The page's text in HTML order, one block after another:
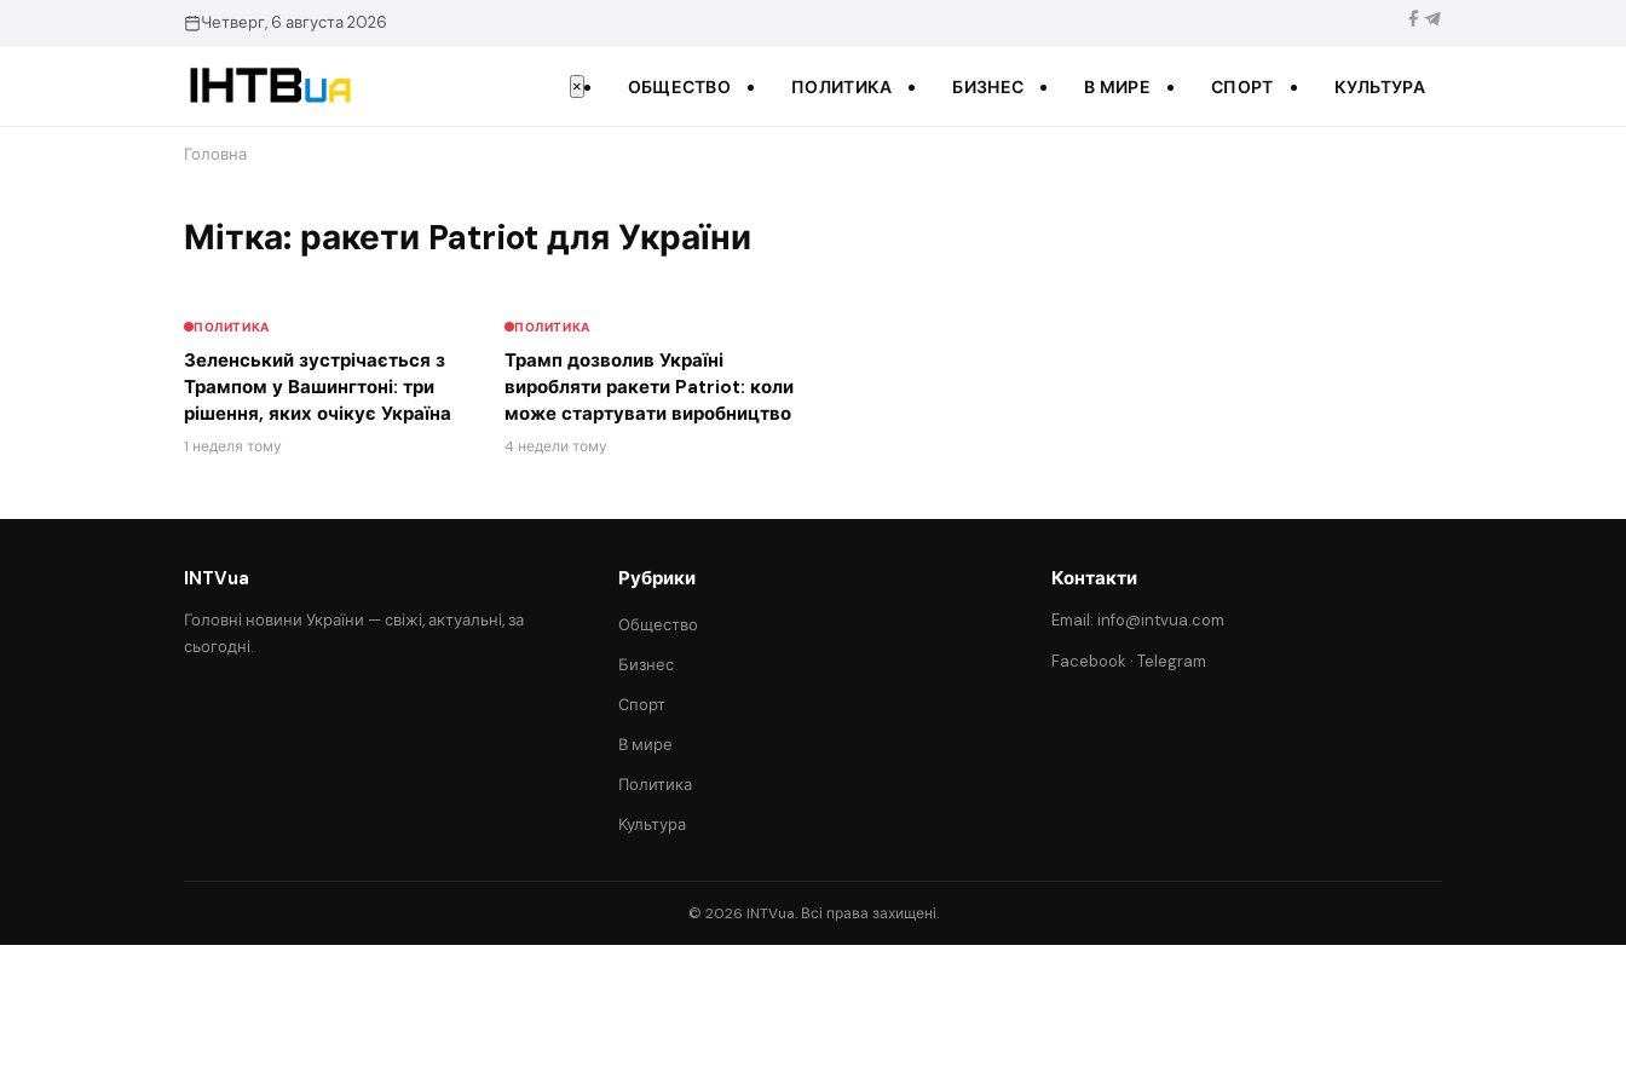
Четверг, 6 августа 2026
× ОБЩЕСТВО ПОЛИТИКА БИЗНЕС В МИРЕ СПОРТ КУЛЬТУРА
Головна
Мітка: ракети Patriot для України
ПОЛИТИКА
Зеленський зустрічається з
Трампом у Вашингтоні: три
рішення, яких очікує Україна
1 неделя тому
ПОЛИТИКА
Трамп дозволив Україні
виробляти ракети Patriot: коли
може стартувати виробництво
4 недели тому
INTVua
Головні новини України — свіжі, актуальні, за
сьогодні.
Рубрики
Общество
Бизнес
Спорт
В мире
Политика
Культура
Контакти
Email: info@intvua.com
Facebook ·Telegram
© 2026 INTVua. Всі права захищені.